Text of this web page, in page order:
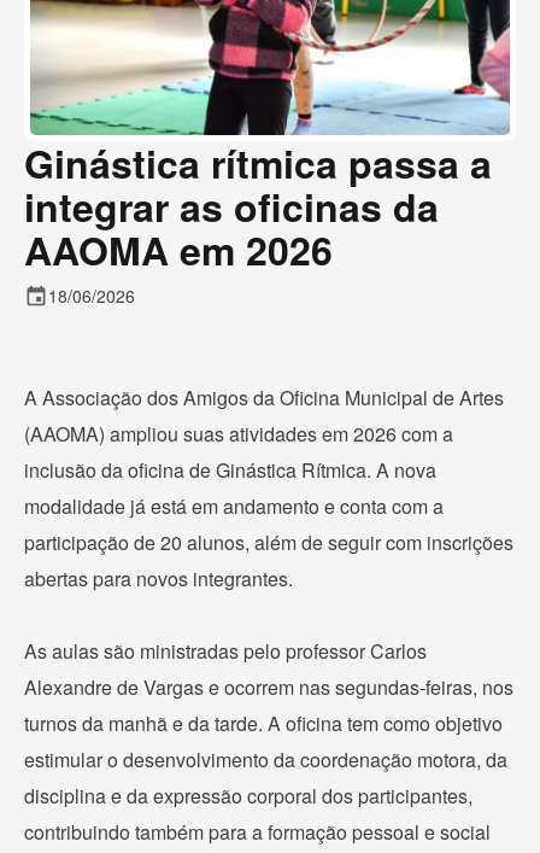
Ginástica rítmica passa a
integrar as oficinas da
AAOMA em 2026
event18/06/2026
A Associação dos Amigos da Oficina Municipal de Artes
(AAOMA) ampliou suas atividades em 2026 com a
inclusão da oficina de Ginástica Rítmica. A nova
modalidade já está em andamento e conta com a
participação de 20 alunos, além de seguir com inscrições
abertas para novos integrantes.
As aulas são ministradas pelo professor Carlos
Alexandre de Vargas e ocorrem nas segundas-feiras, nos
turnos da manhã e da tarde. A oficina tem como objetivo
estimular o desenvolvimento da coordenação motora, da
disciplina e da expressão corporal dos participantes,
contribuindo também para a formação pessoal e social